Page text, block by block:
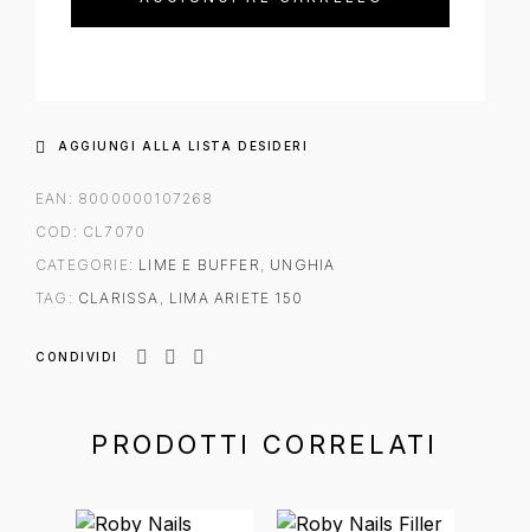
AGGIUNGI ALLA LISTA DESIDERI
EAN: 8000000107268
COD: CL7070
CATEGORIE: LIME E BUFFER , UNGHIA
TAG: CLARISSA , LIMA ARIETE 150
CONDIVIDI
PRODOTTI CORRELATI